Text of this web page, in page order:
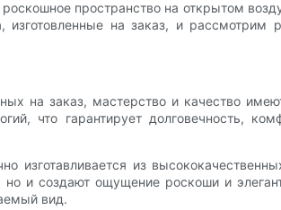
пространство на открытом
на заказ, и
на заказ, мастерство и качество
что гарантирует долговечность,
изготавливается из
и создают ощущение роскоши и
вид.